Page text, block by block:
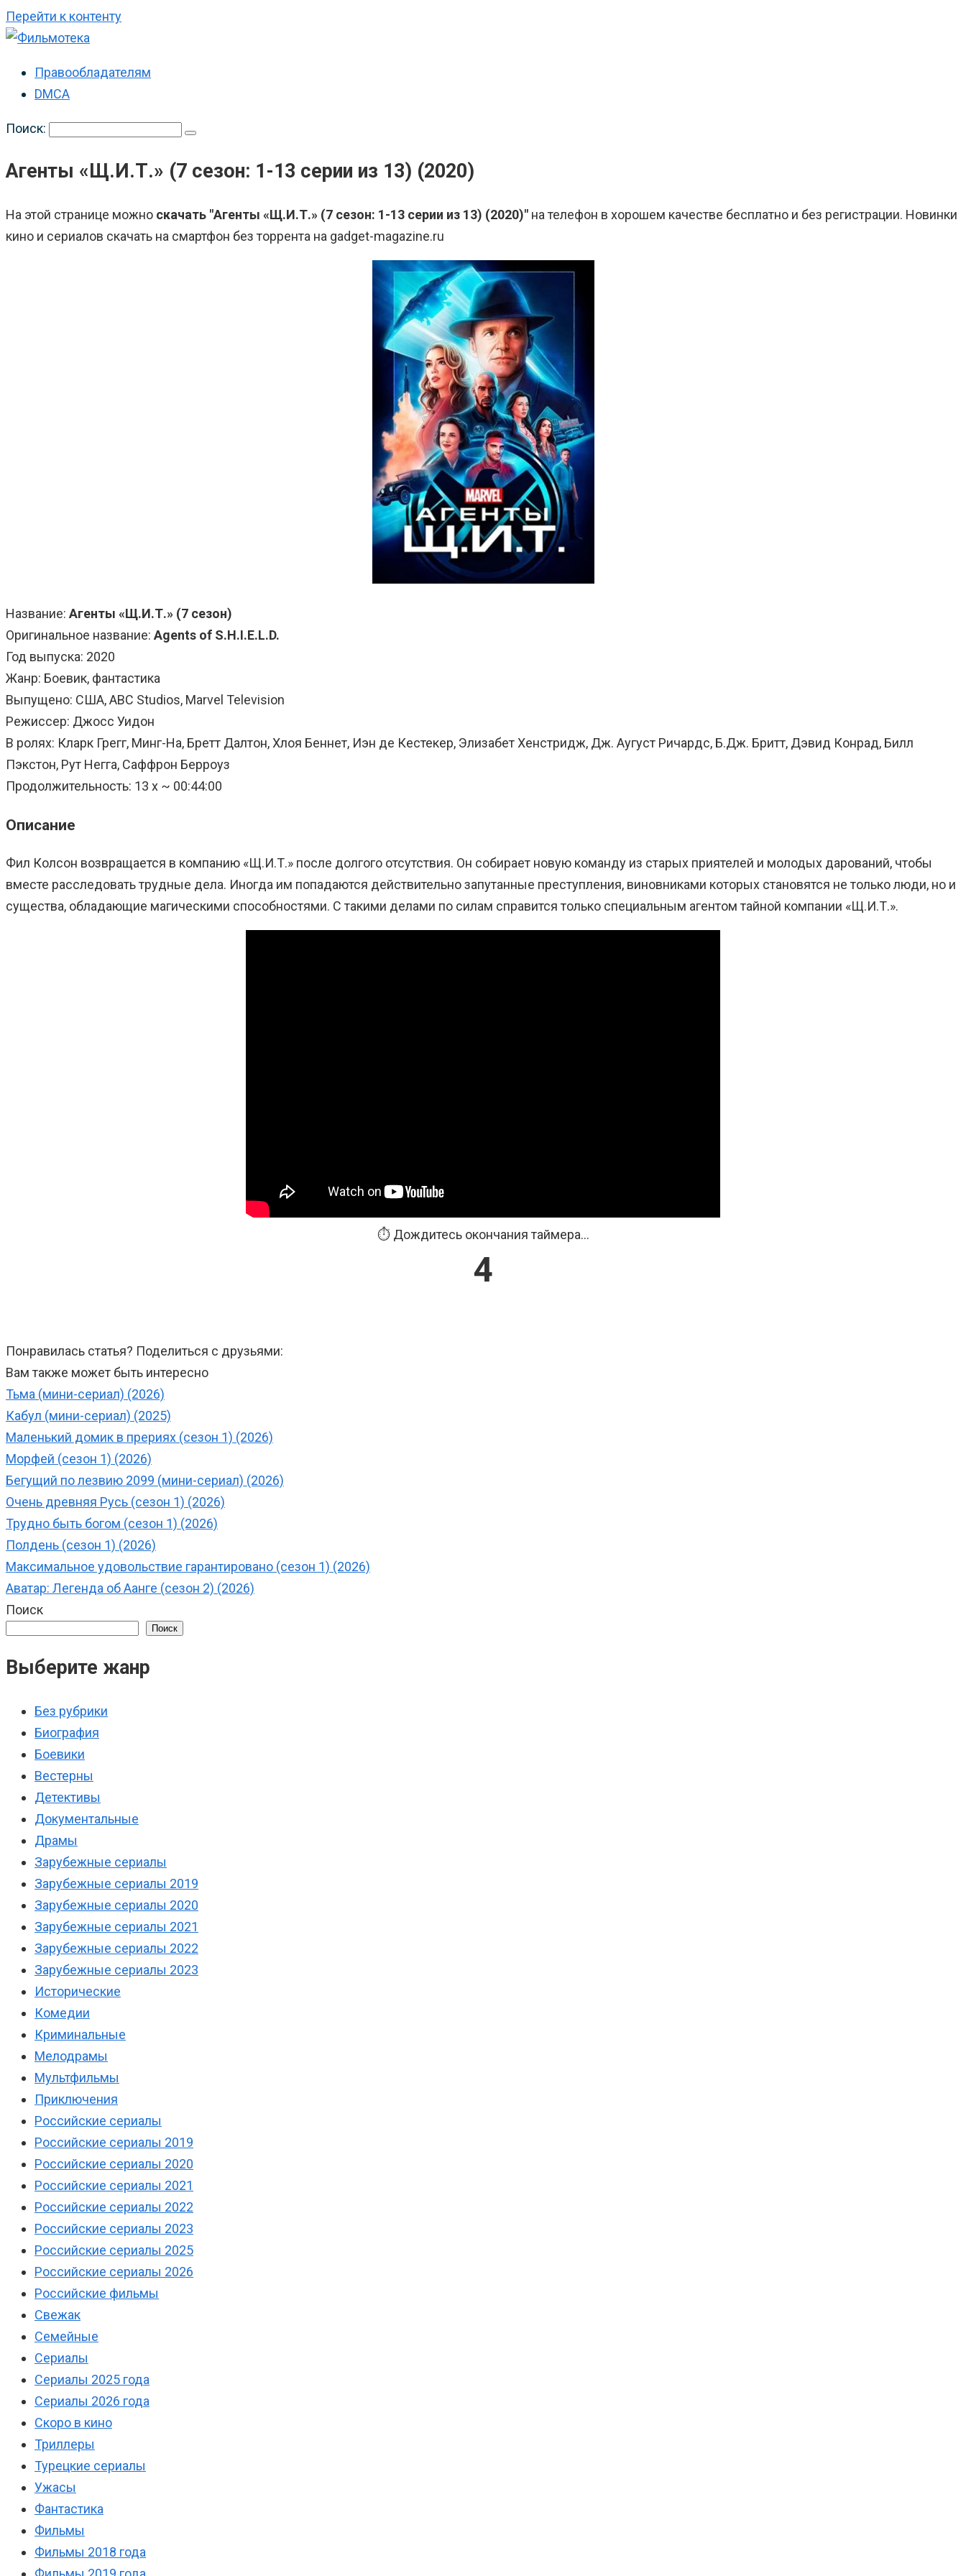
Перейти к контенту
Правообладателям
DMCA
Поиск:
Агенты «Щ.И.Т.» (7 сезон: 1-13 серии из 13) (2020)
На этой странице можно скачать "Агенты «Щ.И.Т.» (7 сезон: 1-13 серии из 13) (2020)" на телефон в хорошем качестве бесплатно и без регистрации. Новинки
кино и сериалов скачать на смартфон без торрента на gadget-magazine.ru
Название: Агенты «Щ.И.Т.» (7 сезон)
Оригинальное название: Agents of S.H.I.E.L.D.
Год выпуска: 2020
Жанр: Боевик, фантастика
Выпущено: США, ABC Studios, Marvel Television
Режиссер: Джосс Уидон
В ролях: Кларк Грегг, Минг-На, Бретт Далтон, Хлоя Беннет, Иэн де Кестекер, Элизабет Хенстридж, Дж. Аугуст Ричардс, Б.Дж. Бритт, Дэвид Конрад, Билл
Пэкстон, Рут Негга, Саффрон Берроуз
Продолжительность: 13 x ~ 00:44:00
Описание
Фил Колсон возвращается в компанию «Щ.И.Т.» после долгого отсутствия. Он собирает новую команду из старых приятелей и молодых дарований, чтобы
вместе расследовать трудные дела. Иногда им попадаются действительно запутанные преступления, виновниками которых становятся не только люди, но и
существа, обладающие магическими способностями. С такими делами по силам справится только специальным агентом тайной компании «Щ.И.Т.».
⏱️ Дождитесь окончания таймера...
3
Понравилась статья? Поделиться с друзьями:
Вам также может быть интересно
Тьма (мини-сериал) (2026)
Кабул (мини-сериал) (2025)
Маленький домик в прериях (сезон 1) (2026)
Морфей (сезон 1) (2026)
Бегущий по лезвию 2099 (мини-сериал) (2026)
Очень древняя Русь (сезон 1) (2026)
Трудно быть богом (сезон 1) (2026)
Полдень (сезон 1) (2026)
Максимальное удовольствие гарантировано (сезон 1) (2026)
Аватар: Легенда об Аанге (сезон 2) (2026)
Поиск
Поиск
Выберите жанр
Без рубрики
Биография
Боевики
Вестерны
Детективы
Документальные
Драмы
Зарубежные сериалы
Зарубежные сериалы 2019
Зарубежные сериалы 2020
Зарубежные сериалы 2021
Зарубежные сериалы 2022
Зарубежные сериалы 2023
Исторические
Комедии
Криминальные
Мелодрамы
Мультфильмы
Приключения
Российские сериалы
Российские сериалы 2019
Российские сериалы 2020
Российские сериалы 2021
Российские сериалы 2022
Российские сериалы 2023
Российские сериалы 2025
Российские сериалы 2026
Российские фильмы
Свежак
Семейные
Сериалы
Сериалы 2025 года
Сериалы 2026 года
Скоро в кино
Триллеры
Турецкие сериалы
Ужасы
Фантастика
Фильмы
Фильмы 2018 года